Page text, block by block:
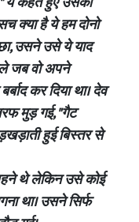
क्या है ये हम दोनो
उसने उसे ये याद
जब वो अपने
कर दिया था। देव
मुड़ गई, "गैट
हुई बिस्तर से
थे लेकिन उसे कोई
था। उसने सिर्फ